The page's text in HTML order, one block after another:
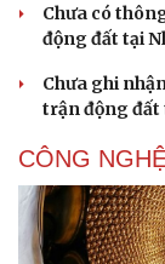
Chưa có
động đất tại
Chưa ghi
trận động
CÔNG